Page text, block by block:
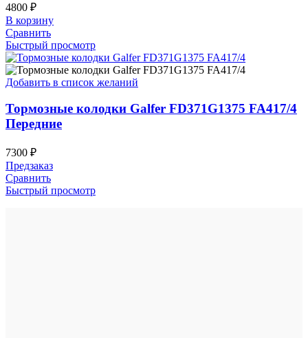
4800 ₽
В корзину
Сравнить
Быстрый просмотр
Добавить в список желаний
Тормозные колодки Galfer FD371G1375 FA417/4
Передние
7300 ₽
Предзаказ
Сравнить
Быстрый просмотр